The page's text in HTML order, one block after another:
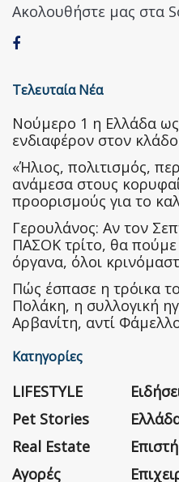
Ακολουθήστε μας στα
Τελευταία Νέα
Nούμερο 1 η Ελλάδα
ενδιαφέρον στον κλάδο
«Ήλιος, πολιτισμός,
ανάμεσα στους
προορισμούς για το
Γερουλάνος: Αν τον
ΠΑΣΟΚ τρίτο, θα
όργανα, όλοι
Πώς έσπασε η τρόικα
Πολάκη, η συλλογική
Αρβανίτη, αντί
Κατηγορίες
LIFESTYLE
Pet Stories
Real Estate
Αγορές